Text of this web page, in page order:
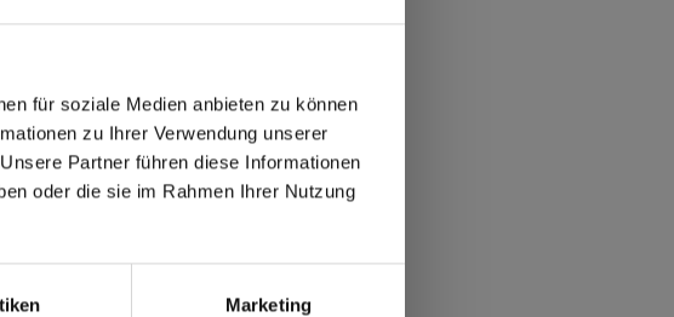
für soziale Medien anbieten zu können
zu Ihrer Verwendung unserer
Partner führen diese Informationen
oder die sie im Rahmen Ihrer Nutzung
Marketing
what Fundermax offers in Europe
/ Rest of the World